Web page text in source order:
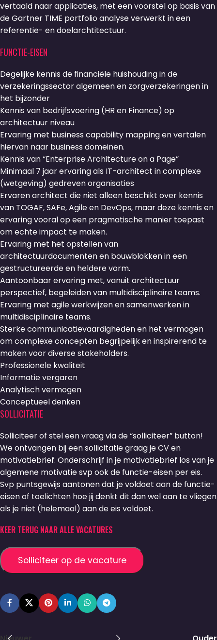
vertaald naar applicaties, met een voorstel op basis van
de Gartner TIME portfolio analyse verwerkt in een
referentie- en doelarchtitectuur.
FUNCTIE-EISEN
Degelijke kennis de financiële huishouding in de
verzekeringssector algemeen en zorgverzekeringen in
het bijzonder
Kennis van bedrijfsvoering (HR en Finance) op
architectuur niveau
Ervaring met business capability mapping en vertalen
hiervan naar business domeinen.
Kennis van “Enterprise Architecture on a Page”
Minimaal 7 jaar ervaring als IT-architect in complexe
(wetgeving) gedreven organisaties
Ervaren architect die niet alleen beschikt over kennis
van TOGAF, SAFe, Agile en DevOps, maar deze kennis en
ervaring vooral op een pragmatische manier toepast
om echte impact te maken.
Ervaring met het opstellen van
architectuurdocumenten en bouwblokken in een
gestructureerde en heldere vorm.
Aantoonbaar ervaring met, vanuit architectuur
perspectief, begeleiden van multidisciplinaire teams.
Ervaring met agile werkwijzen en samenwerken in
multidisciplinaire teams.
Sterke communicatievaardigheden en het vermogen
om complexe concepten begrijpelijk en inspirerend te
maken voor diverse stakeholders.
Professionele kwaliteit
Informatie vergaren
Analytisch vermogen
Conceptueel denken
SOLLICITATIE
Solliciteer of stel een vraag via de “solliciteer” button!
We ontvangen bij een sollicitatie graag je CV en
motivatiebrief. Onderschrijf in je motivatiebrief los van je
algemene motivatie svp ook de functie-eisen per eis.
Svp puntsgewijs aantonen dat je voldoet aan de functie-
eisen of toelichten hoe jij denkt dit dan wel aan te vliegen
als je niet (helemaal) aan de eis voldoet.
KEER TERUG NAAR ALLE VACATURES